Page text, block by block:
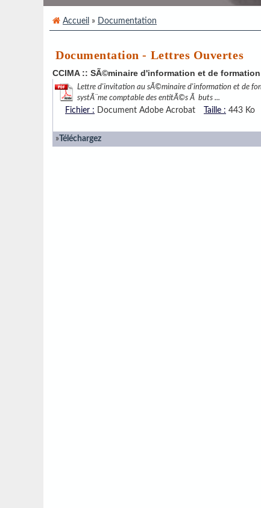
Accueil » Documentation
Documentation - Lettres Ouvertes
CCIMA :: SÃ©minaire d'information et de formation
Lettre d'invitation au sÃ©minaire d'information et de
systÃ¨me comptable des entitÃ©s Ã buts ...
Fichier : Document Adobe Acrobat Taille : 443 Ko
»Téléchargez